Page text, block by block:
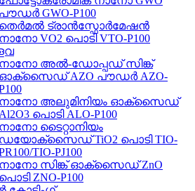
പൗഡർ GWO-P100
തെർമൽ ട്രാൻസ്ഫോർമേഷൻ
നാനോ VO2 പൊടി VTO-P100
നാനോ അൽ-ഡോപ്പഡ് സിങ്ക്
ഓക്സൈഡ് AZO പൗഡർ AZO-
നാനോ അലുമിനിയം ഓക്സൈഡ്
Al2O3 പൊടി ALO-P100
നാനോ ടൈറ്റാനിയം
ഡയോക്സൈഡ് TiO2 പൊടി TIO-
TIO-PJ100
നാനോ സിങ്ക് ഓക്സൈഡ് ZnO
പൊടി ZNO-P100